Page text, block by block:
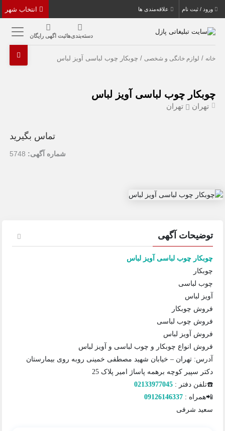
ورود / ثبت نام علاقه‌مندی ها
دسته‌بندی‌هاثبت اگهی رایگان
خانه / لوازم خانگی و شخصی / چوبكار چوب لباسی آويز لباس
چوبكار چوب لباسی آويز لباس
تهران تهران
تماس بگیرید
شماره آگهی: 5748
توضیحات آگهی
چوبكار چوب لباسی آويز لباس
چوبكار
چوب لباسی
آويز لباس
فروش چوبكار
فروش چوب لباسی
فروش آويز لباس
فروش انواع چوبكار و چوب لباسی و آويز لباس
آدرس: تهران – خیابان شهید مصطفی خمینی روبه روی بیمارستان
دکتر سپیر کوچه برهمه پاساژ امیر پلاک 25
☎️تلفن دفتر :02133977045
📲همراه :09126146337
سعید شرفی